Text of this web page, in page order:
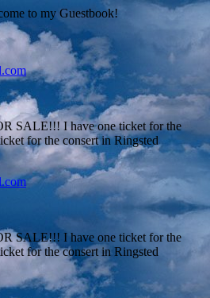
to my Guestbook!
SALE!!! I have one ticket for the
for the consert in Ringsted
SALE!!! I have one ticket for the
for the consert in Ringsted